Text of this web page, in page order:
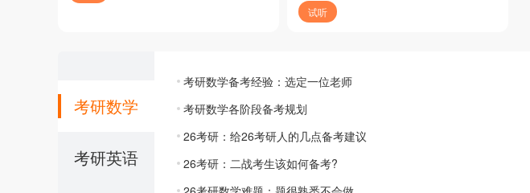
试听
考研数学
考研英语
考研数学备考经验：选定一位老师
考研数学各阶段备考规划
26考研：给26考研人的几点备考建议
26考研：二战考生该如何备考?